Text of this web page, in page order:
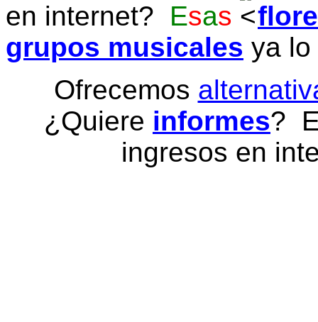
en internet? Esas
grupos musicales ya
Ofrecemos
¿Quiere informes?
ingresos en